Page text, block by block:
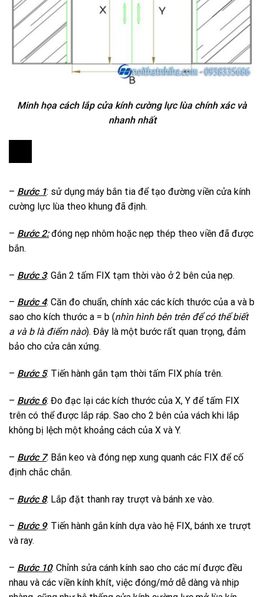
Minh họa cách lắp cửa kính cường lực lùa chính xác và
nhanh nhất
– Bước 1: sử dụng máy bắn tia để tạo đường viền cửa kính
cường lực lùa theo khung đã định.
– Bước 2:đóng nẹp nhôm hoặc nẹp thép theo viền đã được
bắn.
– Bước 3: Gắn 2 tấm FIX tạm thời vào ở 2 bên của nẹp.
– Bước 4: Căn đo chuẩn, chính xác các kích thước của a và b
sao cho kích thước a = b (nhìn hình bên trên để có thể biết
a và b là điểm nào). Đây là một bước rất quan trọng, đảm
bảo cho cửa cân xứng.
– Bước 5: Tiến hành gắn tạm thời tấm FIX phía trên.
– Bước 6: Đo đạc lại các kích thước của X, Y để tấm FIX
trên có thể được lắp ráp. Sao cho 2 bên của vách khi lắp
không bị lệch một khoảng cách của X và Y.
– Bước 7: Bắn keo và đóng nẹp xung quanh các FIX để cố
định chắc chắn.
– Bước 8: Lắp đặt thanh ray trượt và bánh xe vào.
– Bước 9: Tiến hành gắn kính dựa vào hệ FIX, bánh xe trượt
và ray.
– Bước 10: Chỉnh sửa cánh kính sao cho các mí được đều
nhau và các viền kính khít, việc đóng/mở dễ dàng và nhịp